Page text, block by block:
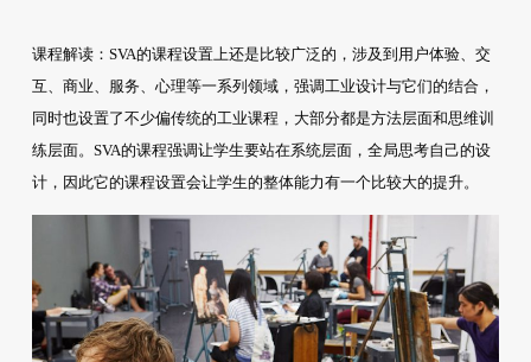
课程解读： SVA的课程设置上还是比较广泛的，涉及到用户体验、交
互、商业、服务、心理等一系列领域，强调工业设计与它们的结合，
同时也设置了不少偏传统的工业课程，大部分都是方法层面和思维训
练层面。SVA的课程强调让学生要站在系统层面，全局思考自己的设
计，因此它的课程设置会让学生的整体能力有一个比较大的提升。